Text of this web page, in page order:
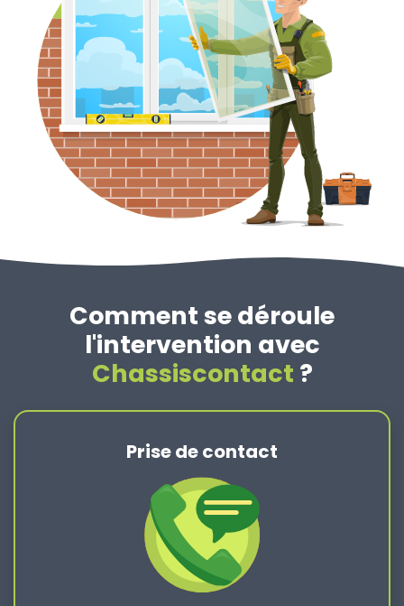
Comment se déroule
l'intervention avec
Chassiscontact ?
Prise de contact